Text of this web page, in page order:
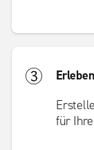
für